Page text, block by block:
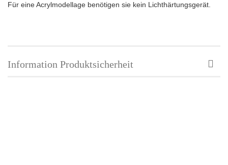
Für eine Acrylmodellage benötigen sie kein Lichthärtungsgerät.
Information Produktsicherheit